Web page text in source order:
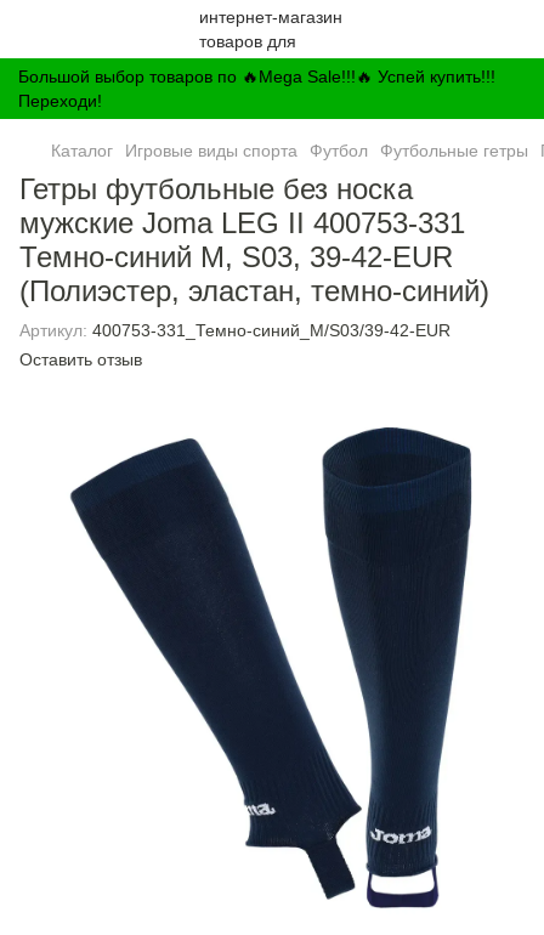
Большой выбор товаров по 🔥Mega Sale!!!🔥 Успей купить!!!
Переходи!
Каталог Игровые виды спорта Футбол Футбольные гетры
Гетры футбольные без носка
мужские Joma LEG II 400753-331
Темно-синий M, S03, 39-42-EUR
(Полиэстер, эластан, темно-синий)
Артикул: 400753-331_Темно-синий_M/S03/39-42-EUR
Оставить отзыв